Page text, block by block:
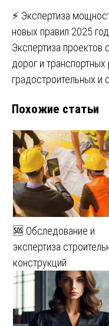
Навигация
по
записям
⚡ Экспертиза
новых правил 2025
Экспертиза проектов
дорог и
градостроительных и
Похожие статьи
🆘 Обследование и
экспертиза
конструкций